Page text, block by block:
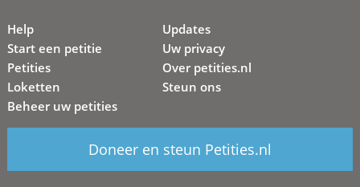
Help
Start een petitie
Petities
Loketten
Beheer uw petities
Updates
Uw privacy
Over petities.nl
Steun ons
Doneer en steun Petities.nl